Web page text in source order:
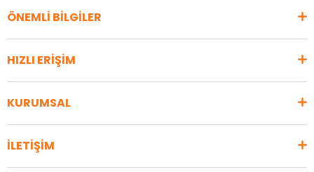
ÖNEMLİ BİLGİLER
HIZLI ERİŞİM
KURUMSAL
İLETİŞİM